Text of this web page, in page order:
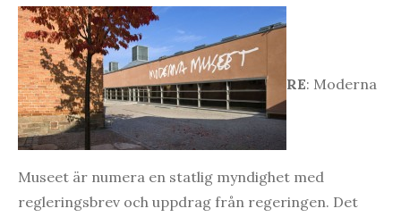
RE: Moderna
Museet är numera en statlig myndighet med
regleringsbrev och uppdrag från regeringen. Det